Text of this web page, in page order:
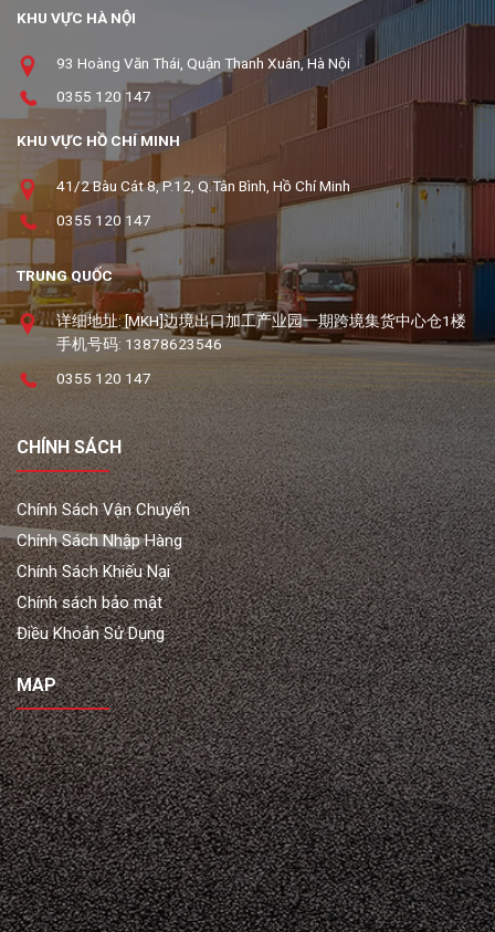
KHU VỰC HÀ NỘI
93 Hoàng Văn Thái, Quận Thanh Xuân, Hà Nội
0355 120 147
KHU VỰC HỒ CHÍ MINH
41/2 Bàu Cát 8, P.12, Q.Tân Bình, Hồ Chí Minh
0355 120 147
TRUNG QUỐC
详细地址: [MKH]边境出口加工产业园一期跨境集货中心仓1楼
手机号码: 13878623546
0355 120 147
CHÍNH SÁCH
Chính Sách Vận Chuyển
Chính Sách Nhập Hàng
Chính Sách Khiếu Nại
Chính sách bảo mật
Điều Khoản Sử Dụng
MAP